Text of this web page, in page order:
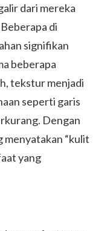
dari mereka
di
signifikan
beberapa
tekstur menjadi
seperti garis
Dengan
menyatakan “kulit
yang